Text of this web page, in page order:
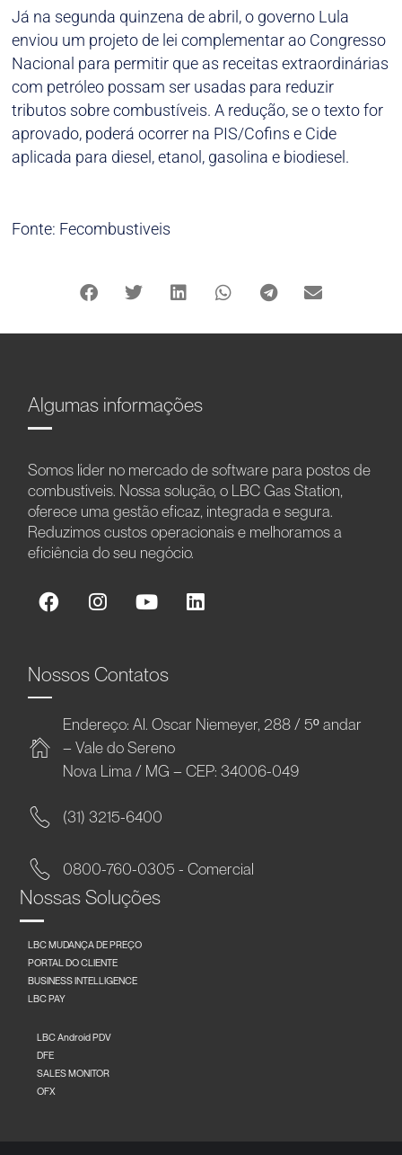
Já na segunda quinzena de abril, o governo Lula
enviou um projeto de lei complementar ao Congresso
Nacional para permitir que as receitas extraordinárias
com petróleo possam ser usadas para reduzir
tributos sobre combustíveis. A redução, se o texto for
aprovado, poderá ocorrer na PIS/Cofins e Cide
aplicada para diesel, etanol, gasolina e biodiesel.
Fonte: Fecombustiveis
Algumas informações
Somos líder no mercado de software para postos de
combustíveis. Nossa solução, o LBC Gas Station,
oferece uma gestão eficaz, integrada e segura.
Reduzimos custos operacionais e melhoramos a
eficiência do seu negócio.
Nossos Contatos
Endereço: Al. Oscar Niemeyer, 288 / 5º andar
– Vale do Sereno
Nova Lima / MG – CEP: 34006-049
(31) 3215-6400
0800-760-0305 - Comercial
Nossas Soluções
LBC MUDANÇA DE PREÇO
PORTAL DO CLIENTE
BUSINESS INTELLIGENCE
LBC PAY
LBC Android PDV
DFE
SALES MONITOR
OFX